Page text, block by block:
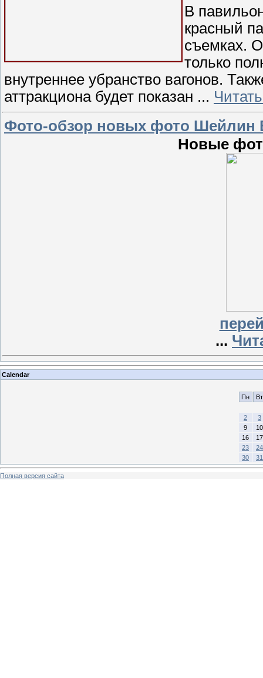
В
красный
съемках.
только
внутреннее убранство вагонов.
аттракциона будет показан ...
Фото-обзор новых фото Шейлин
Новые
...
Calendar
Пн Вт
2
3
9
10
16
17
23
24
30
31
Полная версия сайта